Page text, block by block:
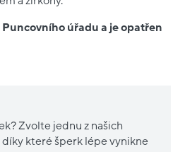
úřadu a je opatřen
Zvolte jednu z našich
které šperk lépe vynikne